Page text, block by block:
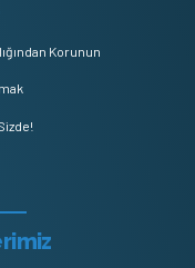
Korunun